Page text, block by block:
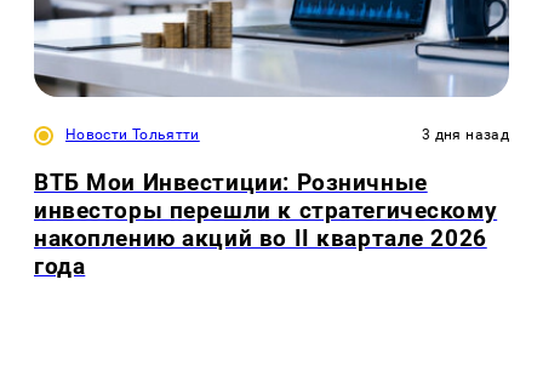
Новости Тольятти 3 дня назад
ВТБ Мои Инвестиции: Розничные
инвесторы перешли к стратегическому
накоплению акций во II квартале 2026
года